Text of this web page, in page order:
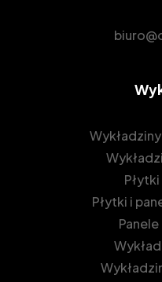
Płytki i